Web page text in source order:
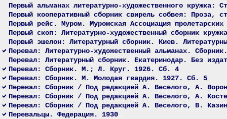
Первый альманах литературно-художественного кружка:
Первый кооперативный сборник свирель собвея: Проза,
Первый рейс. Муром. Муромская Ассоциация
Первый скоп: Литературно-художественный сборник
Первый эшелон: Литературный сборник. Киев.
Перевал: Литературно-художественный альманах.
Перевал: Литературный сборник. Екатеринодар. Без
Перевал: Сборник. М.; Л. Круг. 1926. Сб. 4
Перевал: Сборник. М. Молодая гвардия. 1927. Сб. 5
Перевал: Сборник / Под редакцией А. Веселого, А.
Перевал: Сборник / Под редакцией А. Веселого, А.
Перевал: Сборник / Под редакцией А. Веселого, В.
Перевальцы. Федерация. 1930